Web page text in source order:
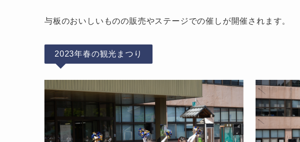
与板のおいしいものの販売やステージでの催しが開催されます。
2023年春の観光まつり